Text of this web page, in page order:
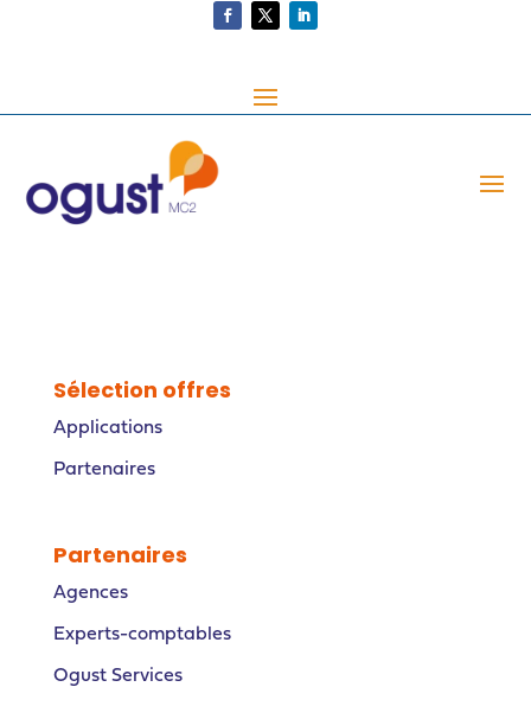
Sélection offres
Applications
Partenaires
Partenaires
Agences
Experts-comptables
Ogust Services